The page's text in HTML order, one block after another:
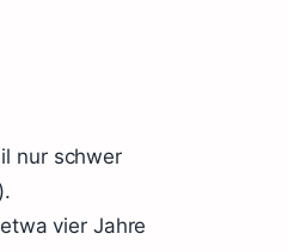
nur schwer
).
vier Jahre